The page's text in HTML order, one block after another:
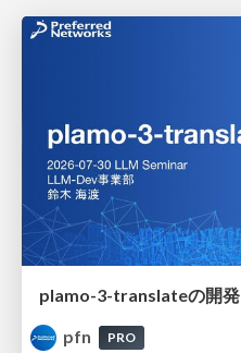
plamo-3-translateの開発
pfn
PRO